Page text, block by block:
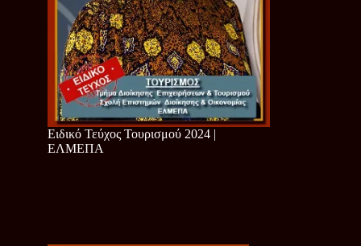
Ειδικό Τεύχος Τουρισμού 2024 |
ΕΛΜΕΠΑ